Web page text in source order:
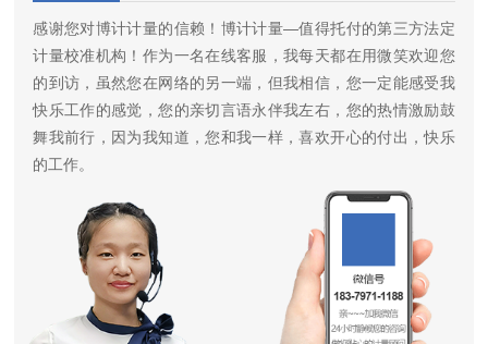
感谢您对博计计量的信赖！博计计量—值得托付的第三方法定
计量校准机构！作为一名在线客服，我每天都在用微笑欢迎您
的到访，虽然您在网络的另一端，但我相信，您一定能感受我
快乐工作的感觉，您的亲切言语永伴我左右，您的热情激励鼓
舞我前行，因为我知道，您和我一样，喜欢开心的付出，快乐
的工作。